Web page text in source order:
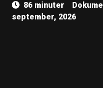
86 minuter
september, 2026